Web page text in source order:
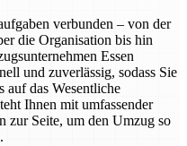
verbunden – von der
die Organisation bis hin
Essen
und zuverlässig, sodass Sie
auf das Wesentliche
Ihnen mit umfassender
zur Seite, um den Umzug so